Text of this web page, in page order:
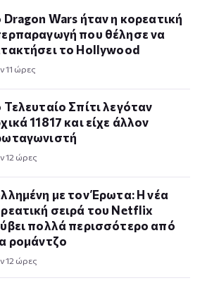
Dragon Wars ήταν η κορεατική
που θέλησε να
το Hollywood
11 ώρες
Τελευταίο Σπίτι λεγόταν
11817 και είχε άλλον
12 ώρες
με τον Έρωτα: Η νέα
σειρά του Netflix
πολλά περισσότερο από
ρομάντζο
12 ώρες